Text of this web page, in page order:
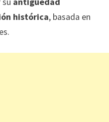
histórica, basada en